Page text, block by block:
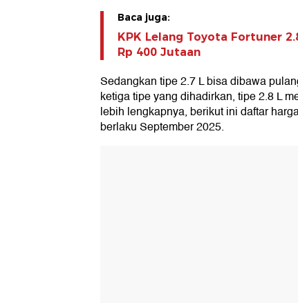
Baca juga:
KPK Lelang Toyota Fortuner
Rp 400 Jutaan
Sedangkan tipe 2.7 L bisa dibawa
ketiga tipe yang dihadirkan, tipe 2.8 L
lebih lengkapnya, berikut ini daftar
berlaku September 2025.